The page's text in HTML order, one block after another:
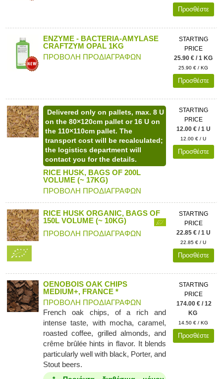
Προσθέστε
ENZYME - BACTERIA-AMYLASE
CRAFTZYM OPAL 1KG
ΠΡΟΒΟΛΗ ΠΡΟΔΙΑΓΡΑΦΩΝ
STARTING
PRICE
25.90 € / 1 KG
25.90 € / KG
Προσθέστε
Delivered only on pallets, max. 8 U
on the 80×120cm pallet or 16 U on
the 110×110cm pallet. The
transport cost will be recalculated;
the logistics department will
contact you for the details.
RICE HUSK, BAGS OF 200L
VOLUME (~ 17KG)
ΠΡΟΒΟΛΗ ΠΡΟΔΙΑΓΡΑΦΩΝ
STARTING
PRICE
12.00 € / 1 U
12.00 € / U
Προσθέστε
RICE HUSK ORGANIC, BAGS OF
150L VOLUME (~ 10KG)
ΠΡΟΒΟΛΗ ΠΡΟΔΙΑΓΡΑΦΩΝ
STARTING
PRICE
22.85 € / 1 U
22.85 € / U
Προσθέστε
OENOBOIS OAK CHIPS
MEDIUM+, FRANCE *
ΠΡΟΒΟΛΗ ΠΡΟΔΙΑΓΡΑΦΩΝ
French oak chips, of a rich and
intense taste, with mocha, caramel,
roasted coffee, grilled almonds, and
crême brûlée hints in flavor. It blends
particularly well with black, Porter, and
Stout beers.
STARTING
PRICE
174.00 € / 12
KG
14.50 € / KG
Προσθέστε